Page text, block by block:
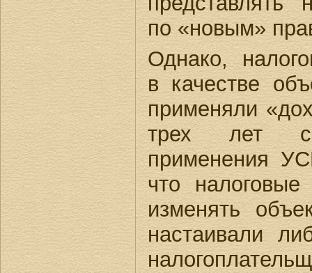
по «новым»
Однако,
в качестве
применяли
трех лет с
применения
что
изменять
настаивали